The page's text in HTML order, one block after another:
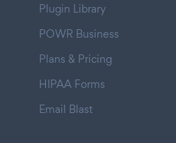
Plugin Library
POWR Business
Plans & Pricing
HIPAA Forms
Email Blast